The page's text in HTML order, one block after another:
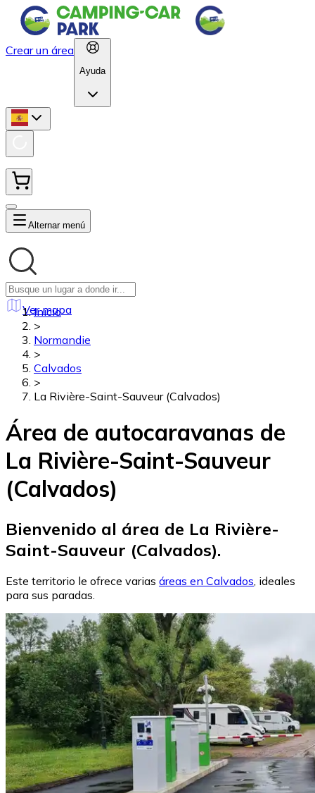
Crear un área
Ayuda
Alternar menú
Ver mapa
Inicio
>
Normandie
>
Calvados
>
La Rivière-Saint-Sauveur (Calvados)
Área de autocaravanas de
La Rivière-Saint-Sauveur
(Calvados)
Bienvenido al área de La Rivière-
Saint-Sauveur (Calvados).
Este territorio le ofrece varias áreas en Calvados, ideales
para sus paradas.